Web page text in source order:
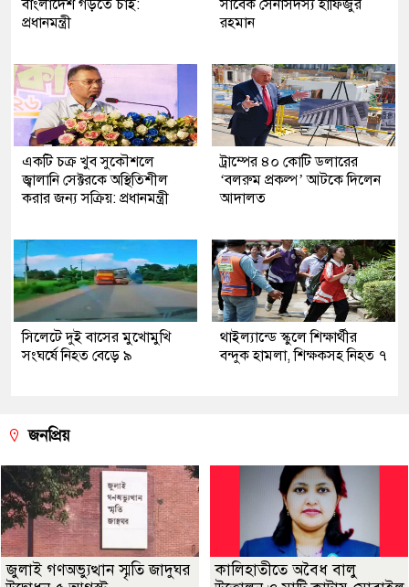
বাংলাদেশ গড়তে চাই:
প্রধানমন্ত্রী
সাবেক সেনাসদস্য হাফিজুর
রহমান
একটি চক্র খুব সুকৌশলে
জ্বালানি সেক্টরকে অস্থিতিশীল
করার জন্য সক্রিয়: প্রধানমন্ত্রী
ট্রাম্পের ৪০ কোটি ডলারের
‘বলরুম প্রকল্প’ আটকে দিলেন
আদালত
সিলেটে দুই বাসের মুখোমুখি
সংঘর্ষে নিহত বেড়ে ৯
থাইল্যান্ডে স্কুলে শিক্ষার্থীর
বন্দুক হামলা, শিক্ষকসহ নিহত ৭
জনপ্রিয়
জুলাই গণঅভ্যুত্থান স্মৃতি জাদুঘর
কালিহাতীতে অবৈধ বালু